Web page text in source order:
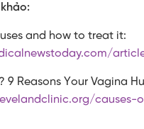
and how to treat it:
9 Reasons Your Vagina
causes-